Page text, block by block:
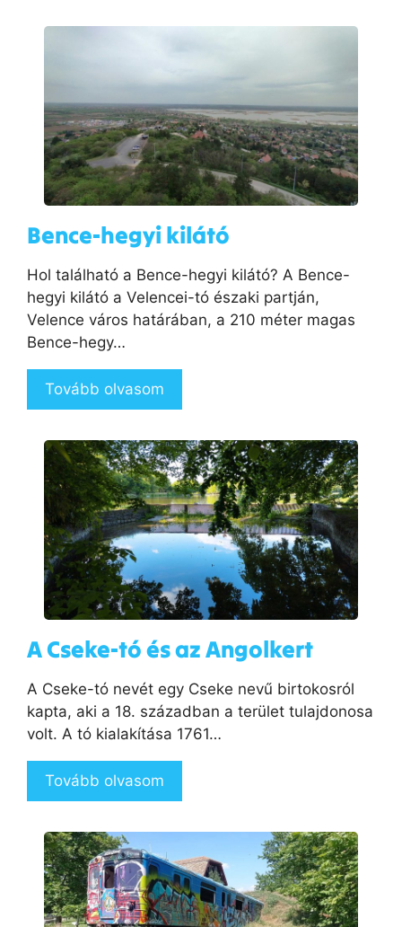
Bence-hegyi kilátó
Hol található a Bence-hegyi kilátó? A Bence-
hegyi kilátó a Velencei-tó északi partján,
Velence város határában, a 210 méter magas
Bence-hegy…
Tovább olvasom
A Cseke-tó és az Angolkert
A Cseke-tó nevét egy Cseke nevű birtokosról
kapta, aki a 18. században a terület tulajdonosa
volt. A tó kialakítása 1761…
Tovább olvasom